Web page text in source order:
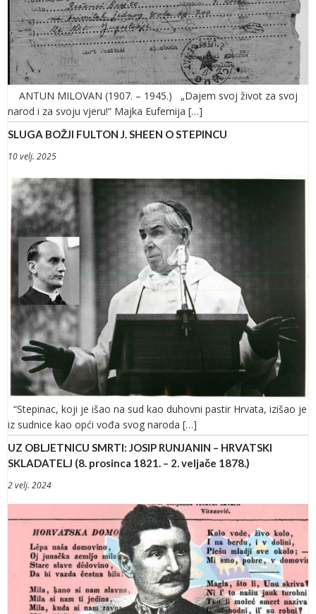
ANTUN MILOVAN (1907. – 1945.) „Dajem svoj život za svoj
narod i za svoju vjeru!“ Majka Eufemija […]
SLUGA BOŽJI FULTON J. SHEEN O STEPINCU
10 velj. 2025
“Stepinac, koji je išao na sud kao duhovni pastir Hrvata, izišao je
iz sudnice kao opći vođa svog naroda […]
UZ OBLJETNICU SMRTI: JOSIP RUNJANIN – HRVATSKI
SKLADATELJ (8. prosinca 1821. – 2. veljače 1878.)
2 velj. 2024